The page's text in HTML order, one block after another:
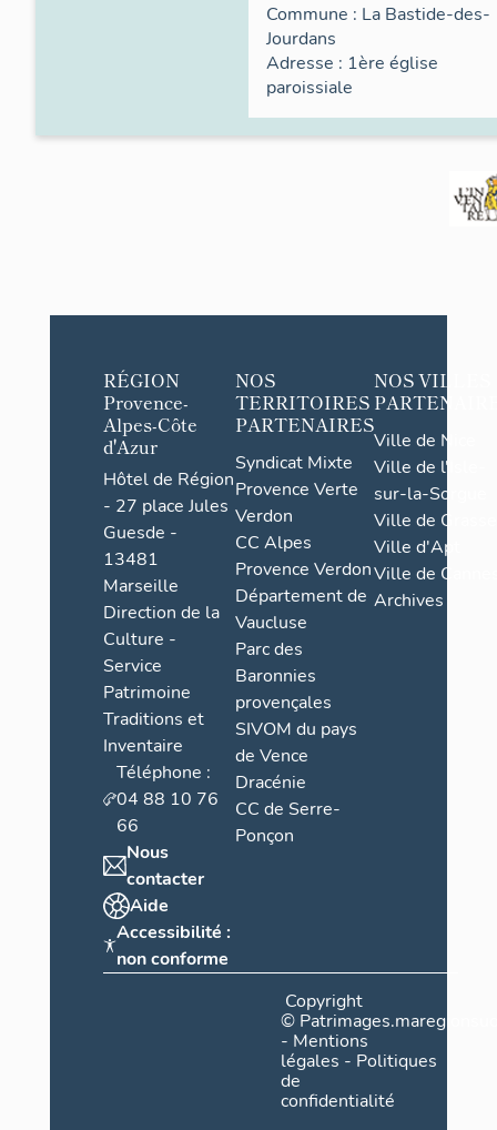
Commune : La Bastide-des-
Jourdans
Adresse : 1ère église
paroissiale
RÉGION
Provence-
Alpes-Côte
d'Azur
Hôtel de Région
- 27 place Jules
Guesde -
13481
Marseille
Direction de la
Culture -
Service
Patrimoine
Traditions et
Inventaire
Téléphone :
04 88 10 76
66
Nous
contacter
Aide
Accessibilité :
non conforme
NOS
TERRITOIRES
PARTENAIRES
Syndicat Mixte
Provence Verte
Verdon
CC Alpes
Provence Verdon
Département de
Vaucluse
Parc des
Baronnies
provençales
SIVOM du pays
de Vence
Dracénie
CC de Serre-
Ponçon
NOS VILLES
Ville de Nice
Ville de l'Isle-
sur-la-Sorgue
Ville de Grasse
Ville d'Apt
Ville de
Archives
Copyright
©
- Mentions
légales - Politiques
de
confidentialité